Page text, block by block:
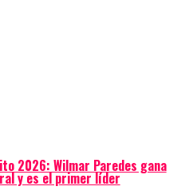
2026: Wilmar Paredes gana
y es el primer líder